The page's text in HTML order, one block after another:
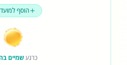
הוסף
כרגעשמיים